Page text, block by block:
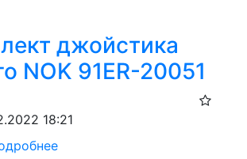
джойстика
NOK 91ER-20051
18:21